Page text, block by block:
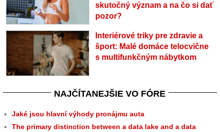
skutočný význam a na čo si dať
pozor?
Interiérové triky pre zdravie a
šport: Malé domáce telocvične
s multifunkčným nábytkom
NAJČÍTANEJŠIE VO FÓRE
Jaké jsou hlavní výhody pronájmu auta
The primary distinction between a data lake and a data